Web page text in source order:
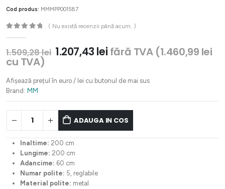
Cod produs: MMMPP001587
( Nu există recenzii până acum. )
1.509,28lei Prețul
inițial
fost:
1.207,43 leiPrețul
1.207,43 lei.
fără TVA (1.460,99 lei
cu TVA)
Afișează prețul în euro / lei cu butonul de mai sus
Brand: MM
ADAUGA IN COS
Inaltime: 200 cm
Lungime: 200 cm
Adancime: 60 cm
Numar polite: 5, reglabile
Material polite: metal